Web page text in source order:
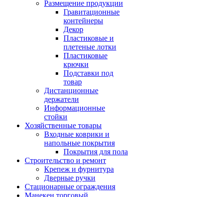
Размещение продукции
Гравитационные
контейнеры
Декор
Пластиковые и
плетеные лотки
Пластиковые
крючки
Подставки под
товар
Дистанционные
держатели
Информационные
стойки
Хозяйственные товары
Входные коврики и
напольные покрытия
Покрытия для пола
Строительство и ремонт
Крепеж и фурнитура
Дверные ручки
Стационарные ограждения
Манекен торговый